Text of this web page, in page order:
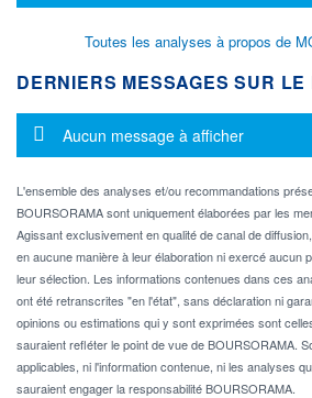
Toutes les analyses à propos de
DERNIERS MESSAGES SUR LE
Message d'information
Aucun message à afficher
L'ensemble des analyses et/ou recommandations
BOURSORAMA sont uniquement élaborées par les
Agissant exclusivement en qualité de canal de
en aucune manière à leur élaboration ni exercé aucun
leur sélection. Les informations contenues dans ces
ont été retranscrites "en l'état", sans déclaration ni
opinions ou estimations qui y sont exprimées sont
sauraient refléter le point de vue de BOURSORAMA.
applicables, ni l'information contenue, ni les analyses
sauraient engager la responsabilité BOURSORAMA.